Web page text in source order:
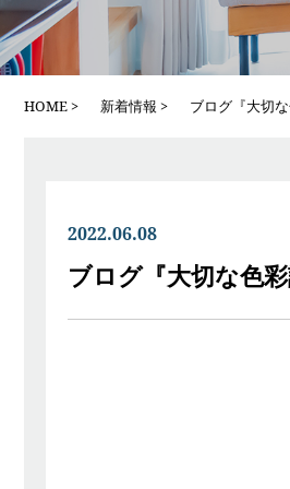
HOME 新着情報 ブログ『大切
2022.06.08
ブログ『大切な色